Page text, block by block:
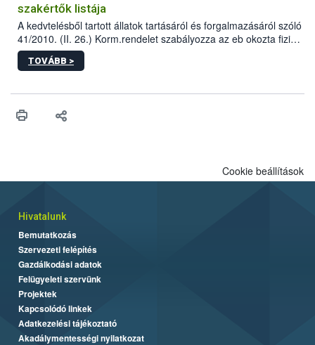
szakértők listája
A kedvtelésből tartott állatok tartásáról és forgalmazásáról szóló
41/2010. (II. 26.) Korm.rendelet szabályozza az eb okozta fizikai
sérülés, illetve ennek veszélye keletkezésekor felmerülő
hatósági feladatokat, valamint a veszélyes eb tartását és annak
vonni az ebek viselkedésének megítélésében jártas szakértőt.
TOVÁBB >
Cookie beállítások
Hivatalunk
Bemutatkozás
Szervezeti felépítés
Gazdálkodási adatok
Felügyeleti szervünk
Projektek
Kapcsolódó linkek
Adatkezelési tájékoztató
Akadálymentességi nyilatkozat